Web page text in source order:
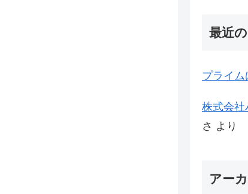
最近
プライム
株式会社
さ より
アー